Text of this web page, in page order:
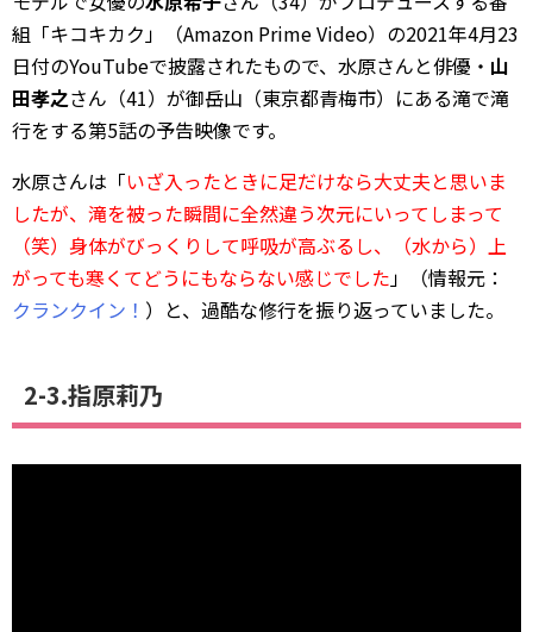
組「キコキカク」（Amazon Prime Video）の2021年4月23
日付のYouTubeで披露されたもので、水原さんと俳優・ 山
田孝之さん（41）が御岳山（東京都青梅市）にある滝で滝
行をする第5話の予告映像です。
水原さんは「いざ入ったときに足だけなら大丈夫と思いま
したが、滝を被った瞬間に全然違う次元にいってしまって
（笑）身体がびっくりして呼吸が高ぶるし、（水から）上
がっても寒くてどうにもならない感じでした」（情報元：
クランクイン！ ）と、過酷な修行を振り返っていました。
2-3.指原莉乃